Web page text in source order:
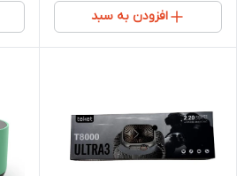
افزودن به سبد